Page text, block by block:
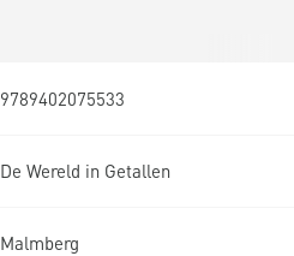
9789402075533
De Wereld in Getallen
Malmberg